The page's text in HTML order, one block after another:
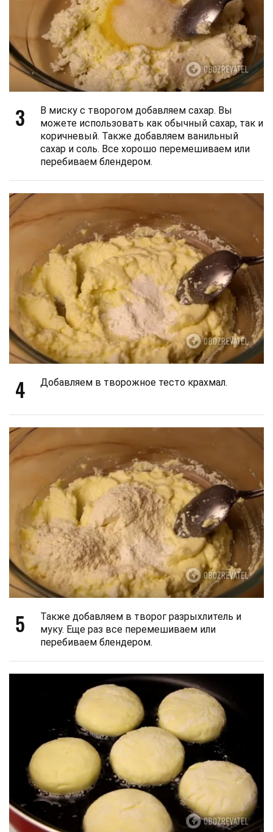
3
В миску с творогом добавляем сахар. Вы
можете использовать как обычный сахар, так и
коричневый. Также добавляем ванильный
сахар и соль. Все хорошо перемешиваем или
перебиваем блендером.
4 Добавляем в творожное тесто крахмал.
5
Также добавляем в творог разрыхлитель и
муку. Еще раз все перемешиваем или
перебиваем блендером.